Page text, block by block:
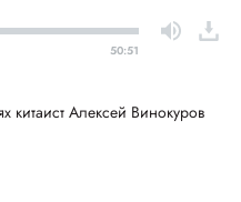
50:51
китаист Алексей Винокуров